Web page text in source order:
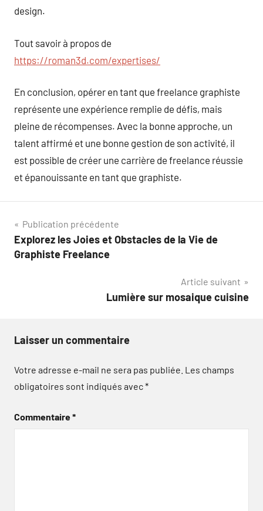
design.
Tout savoir à propos de
https://roman3d.com/expertises/
En conclusion, opérer en tant que freelance graphiste
représente une expérience remplie de défis, mais
pleine de récompenses. Avec la bonne approche, un
talent affirmé et une bonne gestion de son activité, il
est possible de créer une carrière de freelance réussie
et épanouissante en tant que graphiste.
Navigation
de
Publication précédente
Explorez les Joies et Obstacles de la Vie de
Graphiste Freelance
Article suivant
Lumière sur mosaique cuisine
Laisser un commentaire
Votre adresse e-mail ne sera pas publiée. Les champs
obligatoires sont indiqués avec*
Commentaire*